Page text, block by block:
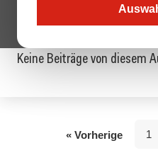
Keine Beiträge von diesem
« Vorherige 1